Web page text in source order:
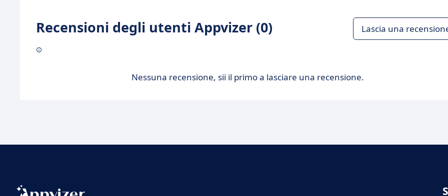
Recensioni degli utenti Appvizer (0) Lascia una
Nessuna recensione, sii il primo a lasciare una recensione.